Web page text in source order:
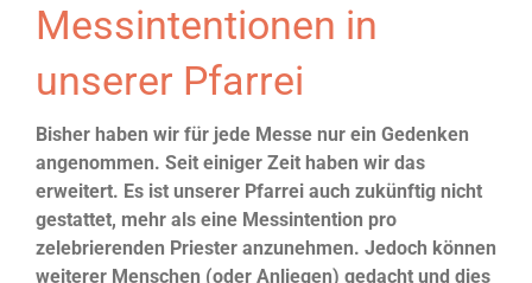
Messintentionen in
unserer Pfarrei
Bisher haben wir für jede Messe nur ein Gedenken
angenommen. Seit einiger Zeit haben wir das
erweitert. Es ist unserer Pfarrei auch zukünftig nicht
gestattet, mehr als eine Messintention pro
zelebrierenden Priester anzunehmen. Jedoch können
weiterer Menschen (oder Anliegen) gedacht und dies